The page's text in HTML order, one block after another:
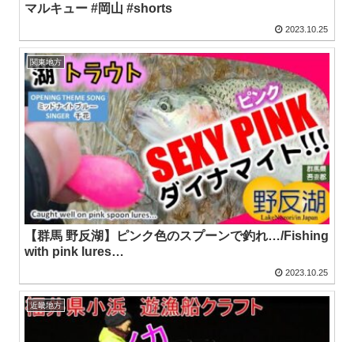
マルキュー #岡山 #shorts
2023.10.25
関東地方
【群馬 野反湖】ピンク色のスプーンで釣れ…/Fishing
with pink lures…
2023.10.25
近畿地方